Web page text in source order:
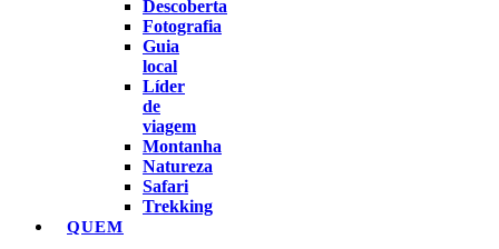
Descoberta
Fotografia
Guia
local
Líder
de
viagem
Montanha
Natureza
Safari
Trekking
QUEM